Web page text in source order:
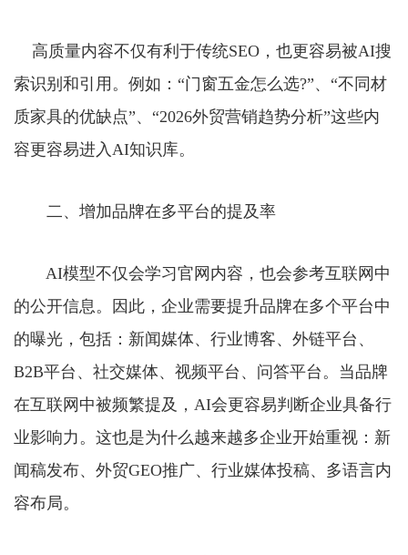
高质量内容不仅有利于传统SEO，也更容易被AI搜
索识别和引用。例如：“门窗五金怎么选?”、“不同材
质家具的优缺点”、“2026外贸营销趋势分析”这些内
容更容易进入AI知识库。
二、增加品牌在多平台的提及率
AI模型不仅会学习官网内容，也会参考互联网中
的公开信息。因此，企业需要提升品牌在多个平台中
的曝光，包括：新闻媒体、行业博客、外链平台、
B2B平台、社交媒体、视频平台、问答平台。当品牌
在互联网中被频繁提及，AI会更容易判断企业具备行
业影响力。这也是为什么越来越多企业开始重视：新
闻稿发布、外贸GEO推广、行业媒体投稿、多语言内
容布局。